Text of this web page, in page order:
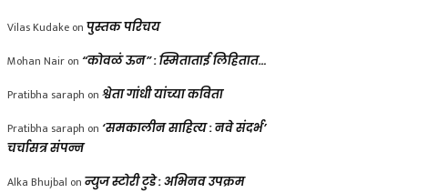
Vilas Kudake on पुस्तक परिचय
Mohan Nair on “कोवळं ऊन” : स्मिताताई लिहितात…
Pratibha saraph on श्वेता गांधी यांच्या कविता
Pratibha saraph on ‘समकालीन साहित्य : नवे संदर्भ’
चर्चासत्र संपन्न
Alka Bhujbal on न्युज स्टोरी टुडे : अभिनव उपक्रम